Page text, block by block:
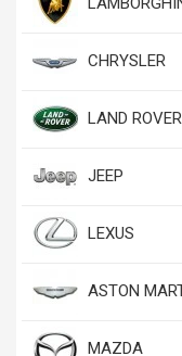
CHRYSLER
LAND ROVER
JEEP
LEXUS
ASTON
MAZDA